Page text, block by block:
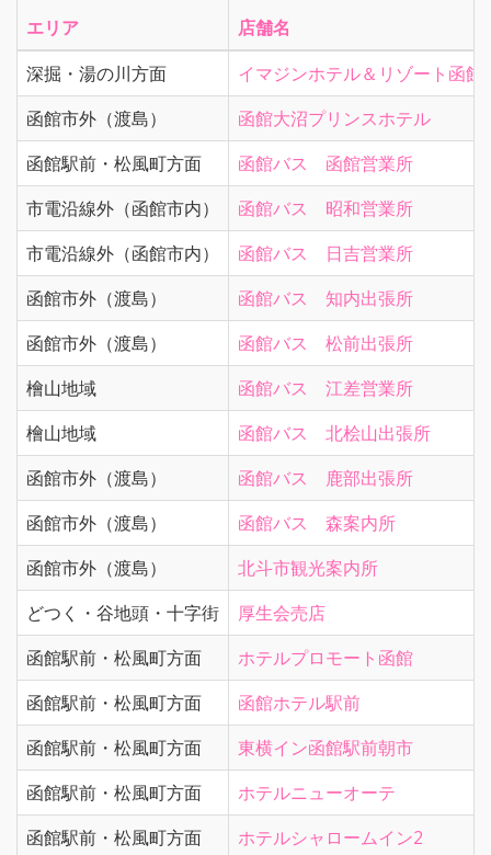
エリア
店舗名
深掘・湯の川方面
イマジンホテル＆リゾート函館
函館市外（渡島）
函館大沼プリンスホテル
函館駅前・松風町方面
函館バス 函館営業所
市電沿線外（函館市内）
函館バス 昭和営業所
市電沿線外（函館市内）
函館バス 日吉営業所
函館市外（渡島）
函館バス 知内出張所
函館市外（渡島）
函館バス 松前出張所
檜山地域
函館バス 江差営業所
檜山地域
函館バス 北桧山出張所
函館市外（渡島）
函館バス 鹿部出張所
函館市外（渡島）
函館バス 森案内所
函館市外（渡島）
北斗市観光案内所
どつく・谷地頭・十字街
厚生会売店
函館駅前・松風町方面
ホテルプロモート函館
函館駅前・松風町方面
函館ホテル駅前
函館駅前・松風町方面
東横イン函館駅前朝市
函館駅前・松風町方面
ホテルニューオーテ
函館駅前・松風町方面
ホテルシャロームイン2